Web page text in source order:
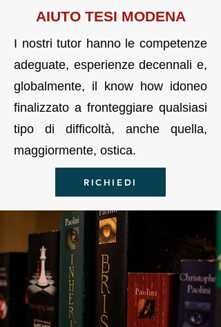
AIUTO TESI MODENA
I nostri tutor hanno le competenze
adeguate, esperienze decennali e,
globalmente, il know how idoneo
finalizzato a fronteggiare qualsiasi
tipo di difficoltà, anche quella,
maggiormente, ostica.
RICHIEDI